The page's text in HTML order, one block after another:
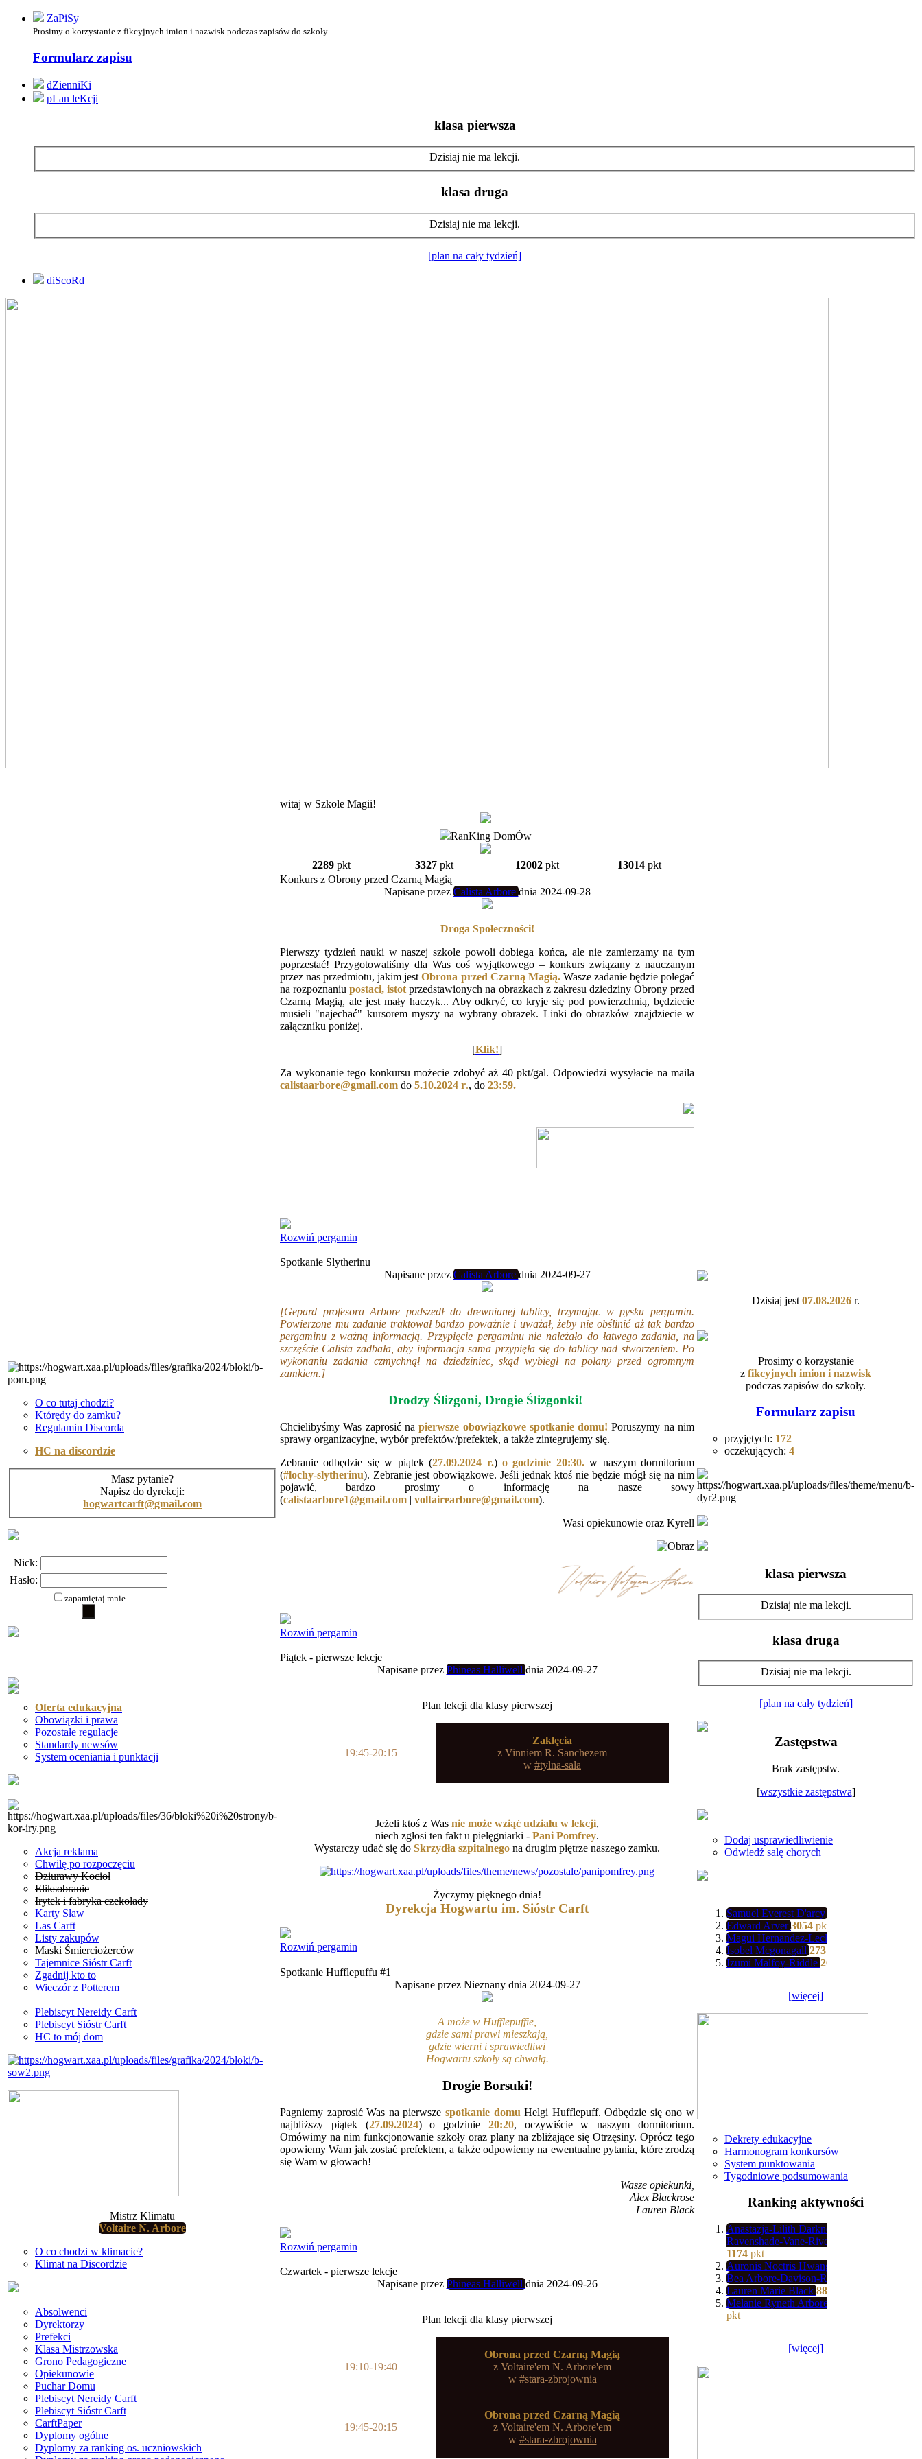
ZaPiSy
Prosimy o korzystanie z fikcyjnych imion i nazwisk podczas zapisów do szkoły
Formularz zapisu
dZienniKi
pLan leKcji
klasa pierwsza
Dzisiaj nie ma lekcji.
klasa druga
Dzisiaj nie ma lekcji.
[plan na cały tydzień]
diScoRd
O co tutaj chodzi?
Którędy do zamku?
Regulamin Discorda
HC na discordzie
Masz pytanie?
Napisz do dyrekcji:
hogwartcarft@gmail.com
Nick:
Hasło:
zapamiętaj mnie
Oferta edukacyjna
Obowiązki i prawa
Pozostałe regulacje
Standardy newsów
System oceniania i punktacji
Akcja reklama
Chwilę po rozpoczęciu
Dziurawy Kocioł
Eliksobranie
Irytek i fabryka czekolady
Karty Sław
Las Carft
Listy zakupów
Maski Śmierciożerców
Tajemnice Sióstr Carft
Zgadnij kto to
Wieczór z Potterem
Plebiscyt Nereidy Carft
Plebiscyt Sióstr Carft
HC to mój dom
Mistrz Klimatu
Voltaire N. Arbore
O co chodzi w klimacie?
Klimat na Discordzie
Absolwenci
Dyrektorzy
Prefekci
Klasa Mistrzowska
Grono Pedagogiczne
Opiekunowie
Puchar Domu
Plebiscyt Nereidy Carft
Plebiscyt Sióstr Carft
CarftPaper
Dyplomy ogólne
Dyplomy za ranking os. uczniowskich
witaj w Szkole Magii!
RanKing DomÓw
2289 pkt 3327 pkt 12002 pkt 13014 pkt
Konkurs z Obrony przed Czarną Magią
Napisane przez Calista Arborednia 2024-09-28
Droga Społeczności!
Pierwszy tydzień nauki w naszej szkole powoli dobiega końca, ale nie zamierzamy na tym
poprzestać! Przygotowaliśmy dla Was coś wyjątkowego – konkurs związany z nauczanym
przez nas przedmiotu, jakim jestObrona przed Czarną Magią. Wasze zadanie będzie polegać
na rozpoznaniupostaci, istot przedstawionych na obrazkach z zakresu dziedziny Obrony przed
Czarną Magią, ale jest mały haczyk... Aby odkryć, co kryje się pod powierzchnią, będziecie
musieli "najechać" kursorem myszy na wybrany obrazek. Linki do obrazków znajdziecie w
załączniku poniżej.
[Klik!]
Za wykonanie tego konkursu możecie zdobyć aż 40 pkt/gal. Odpowiedzi wysyłacie na maila
calistaarbore@gmail.com do 5.10.2024 r., do 23:59.
Rozwiń pergamin
Spotkanie Slytherinu
Napisane przez Calista Arborednia 2024-09-27
[Gepard profesora Arbore podszedł do drewnianej tablicy, trzymając w pysku pergamin.
Powierzone mu zadanie traktował bardzo poważnie i uważał, żeby nie obślinić aż tak bardzo
pergaminu z ważną informacją. Przypięcie pergaminu nie należało do łatwego zadania, na
szczęście Calista zadbała, aby informacja sama przypięła się do tablicy nad stworzeniem. Po
wykonaniu zadania czmychnął na dziedziniec, skąd wybiegł na polany przed ogromnym
zamkiem.]
Drodzy Ślizgoni, Drogie Ślizgonki!
Chcielibyśmy Was zaprosić napierwsze obowiązkowe spotkanie domu! Poruszymy na nim
sprawy organizacyjne, wybór prefektów/prefektek, a także zintegrujemy się.
Zebranie odbędzie się w piątek (27.09.2024 r.) o godzinie 20:30.w naszym dormitorium
(#lochy-slytherinu). Zebranie jest obowiązkowe. Jeśli jednak ktoś nie będzie mógł się na nim
pojawić, bardzo prosimy o informację na nasze sowy
(calistaarbore1@gmail.com | voltairearbore@gmail.com).
Wasi opiekunowie oraz Kyrell
Rozwiń pergamin
Piątek - pierwsze lekcje
Napisane przez Phineas Halliwelldnia 2024-09-27
Plan lekcji dla klasy pierwszej
19:45-20:15
Zaklęcia
z Vinniem R. Sanchezem
w #tylna-sala
Jeżeli ktoś z Was nie może wziąć udziału w lekcji,
niech zgłosi ten fakt u pielęgniarki - Pani Pomfrey.
Wystarczy udać się do Skrzydła szpitalnego na drugim piętrze naszego zamku.
Życzymy pięknego dnia!
Dyrekcja Hogwartu im. Sióstr Carft
Rozwiń pergamin
Spotkanie Hufflepuffu #1
Napisane przez Nieznany dnia 2024-09-27
A może w Hufflepuffie,
gdzie sami prawi mieszkają,
gdzie wierni i sprawiedliwi
Hogwartu szkoły są chwałą.
Drogie Borsuki!
Pagniemy zaprosić Was na pierwsze spotkanie domu Helgi Hufflepuff. Odbędzie się ono w
najbliższy piątek (27.09.2024) o godzinie 20:20, oczywiście w naszym dormitorium.
Omówimy na nim funkcjonowanie szkoły oraz plany na zbliżające się Otrzęsiny. Oprócz tego
opowiemy Wam jak zostać prefektem, a także odpowiemy na ewentualne pytania, które zrodzą
się Wam w głowach!
Wasze opiekunki,
Alex Blackrose
Lauren Black
Rozwiń pergamin
Czwartek - pierwsze lekcje
Napisane przez Phineas Halliwelldnia 2024-09-26
Plan lekcji dla klasy pierwszej
19:10-19:40
Obrona przed Czarną Magią
z Voltaire'em N. Arbore'em
w #stara-zbrojownia
19:45-20:15
Obrona przed Czarną Magią
z Voltaire'em N. Arbore'em
w #stara-zbrojownia
Dzisiaj jest 07.08.2026 r.
Prosimy o korzystanie
z fikcyjnych imion i nazwisk
podczas zapisów do szkoły.
Formularz zapisu
przyjętych: 172
oczekujących: 4
klasa pierwsza
Dzisiaj nie ma lekcji.
klasa druga
Dzisiaj nie ma lekcji.
[plan na cały tydzień]
Zastępstwa
Brak zastępstw.
[wszystkie zastępstwa]
Dodaj usprawiedliwienie
Odwiedź salę chorych
Samuel Everest D'arcy
Edward Arver3054 pkt
Magui Hernandez-Leclerc
Isobel Mcgonagall2731
Izumi Malfoy-Riddle2608
[więcej]
Dekrety edukacyjne
Harmonogram konkursów
System punktowania
Tygodniowe podsumowania
Ranking aktywności
Anastazja-Lilith Darkness-
Ravenshade-Vane-River-Valkorion
1174 pkt
Auronis Noctris Hwang
Bea Arbore-Davison-Rettop
Lauren Marie Black887
Melanie Ryneth Arbore-Wood
pkt
[więcej]